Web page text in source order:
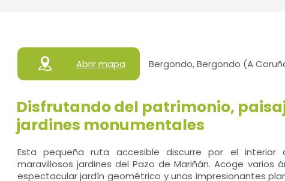
Abrir mapa Bergondo, Bergondo (A
Disfrutando del patrimonio,
jardines monumentales
Esta pequeña ruta accesible discurre por el interior
maravillosos jardines del Pazo de Mariñán. Acoge varios
espectacular jardín geométrico y unas impresionantes